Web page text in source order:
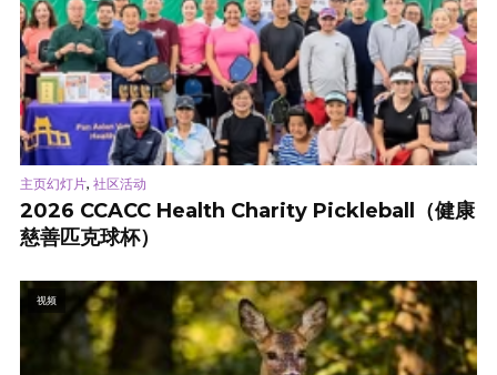
主页幻灯片, 社区活动
2026 CCACC Health Charity Pickleball（健康
慈善匹克球杯）
视频